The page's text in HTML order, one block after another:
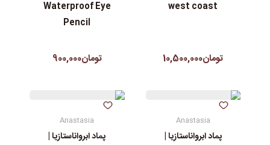
west coast
تومان10,500,000
Waterproof Eye
Pencil
تومان900,000
Anastasia
پماد ابرواناستازیا |
Anastasia
پماد ابرواناستازیا |